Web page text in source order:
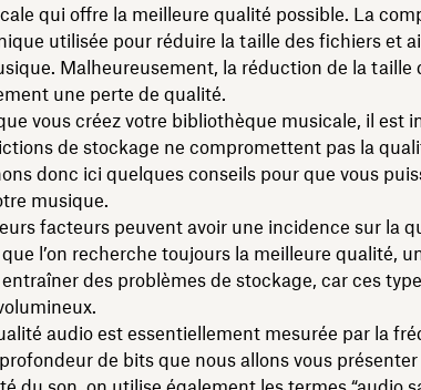
qui offre la meilleure qualité possible. La
utilisée pour réduire la taille des fichiers et
Malheureusement, la réduction de la taille
une perte de qualité.
vous créez votre bibliothèque musicale, il est
de stockage ne compromettent pas la
donc ici quelques conseils pour que vous
musique.
facteurs peuvent avoir une incidence sur la
l’on recherche toujours la meilleure qualité,
des problèmes de stockage, car ces
audio est essentiellement mesurée par la
de bits que nous allons vous